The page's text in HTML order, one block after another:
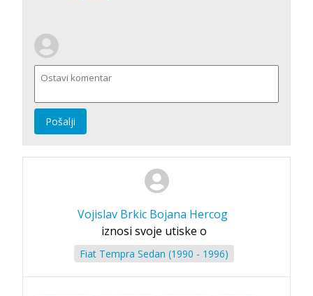
Pošalji
Vojislav Brkic Bojana Hercog
iznosi svoje utiske o
Fiat Tempra Sedan (1990 - 1996)